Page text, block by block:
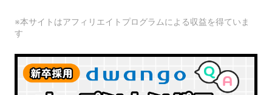
※本サイトはアフィリエイトプログラムによる収益を得ていま
す